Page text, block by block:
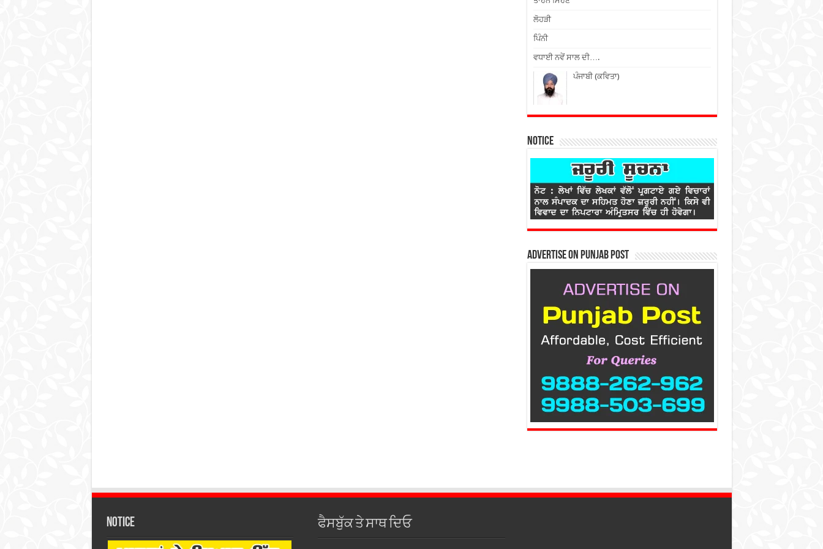
ਲੋਹੜੀ
ਪਿੰਨੀ
ਵਧਾਈ ਨਵੇਂ ਸਾਲ ਦੀ….
ਪੰਜਾਬੀ (ਕਵਿਤਾ)
Notice
Advertise on Punjab Post
Notice ਫੈਸਬੁੱਕ ਤੇ ਸਾਥ ਦਿਓ